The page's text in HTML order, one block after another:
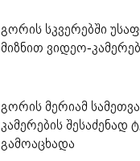
გორის სკვერებში
მიზნით ვიდეო-
გორის მერიამ
კამერების შესაძენად
გამოაცხადა